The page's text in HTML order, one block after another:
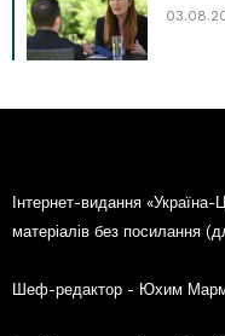
Інтернет-видання
матеріалів без посилання
Шеф-редактор - Юхим